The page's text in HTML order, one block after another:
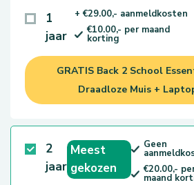
1
jaar
+ €29.00,- aanmeldkosten
€10.00,- per maand
korting
GRATIS Back 2 School
Draadloze Muis +
2
jaar
Meest
gekozen
Geen
€20.00,-
maand